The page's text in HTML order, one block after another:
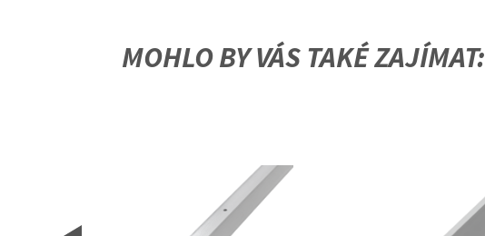
MOHLO BY VÁS TAKÉ ZAJÍMAT: